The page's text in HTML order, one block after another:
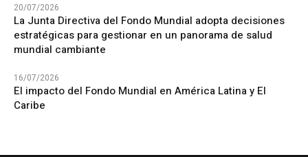
20/07/2026
La Junta Directiva del Fondo Mundial adopta decisiones
estratégicas para gestionar en un panorama de salud
mundial cambiante
16/07/2026
El impacto del Fondo Mundial en América Latina y El
Caribe